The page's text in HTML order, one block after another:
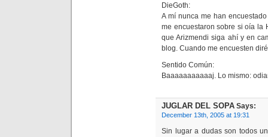
DieGoth:
A mí nunca me han
me encuestaron sobre si oía la
que Arizmendi siga ahí y en
blog. Cuando me encuesten
Sentido Común:
Baaaaaaaaaaaj. Lo mismo:
JUGLAR DEL SOPA Says:
December 13th, 2005 at 19:31
Sin lugar a dudas son todos